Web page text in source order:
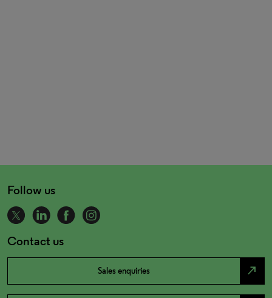
Follow us
Contact us
Sales enquiries north_east